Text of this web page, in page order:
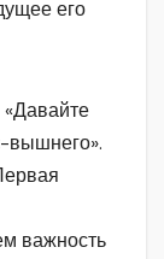
его
вышнего».
важность